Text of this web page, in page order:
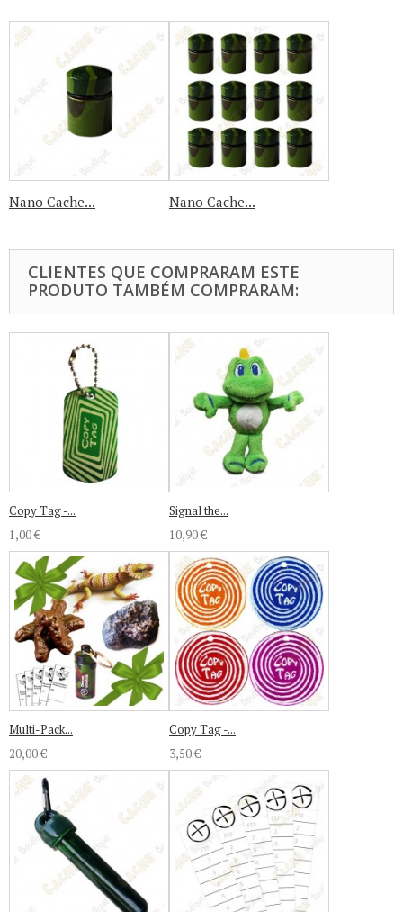
Nano Cache... Nano Cache...
CLIENTES QUE COMPRARAM ESTE
PRODUTO TAMBÉM COMPRARAM:
Copy Tag -...
1,00 €
Signal the...
10,90 €
Multi-Pack...
20,00 €
Copy Tag -...
3,50 €